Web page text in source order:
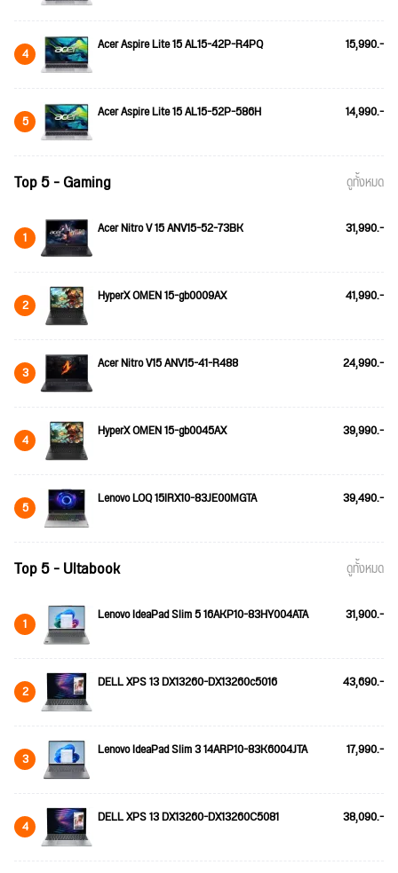
4 Acer Aspire Lite 15 AL15-42P-R4PQ 15,990.-
5 Acer Aspire Lite 15 AL15-52P-586H 14,990.-
Top 5 - Gaming ดูทั้งหมด
1 Acer Nitro V 15 ANV15-52-73BK 31,990.-
2 HyperX OMEN 15-gb0009AX 41,990.-
3 Acer Nitro V15 ANV15-41-R488 24,990.-
4 HyperX OMEN 15-gb0045AX 39,990.-
5 Lenovo LOQ 15IRX10-83JE00MGTA 39,490.-
Top 5 - Ultabook ดูทั้งหมด
1 Lenovo IdeaPad Slim 5 16AKP10-83HY004ATA 31,900.-
2 DELL XPS 13 DX13260-DX13260c5016 43,690.-
3 Lenovo IdeaPad Slim 3 14ARP10-83K6004JTA 17,990.-
4 DELL XPS 13 DX13260-DX13260C5081 38,090.-